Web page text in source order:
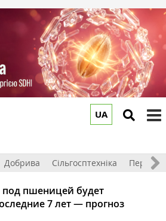
UA
Добрива Сільгосптехніка
пшеницей будет
7 лет — прогноз